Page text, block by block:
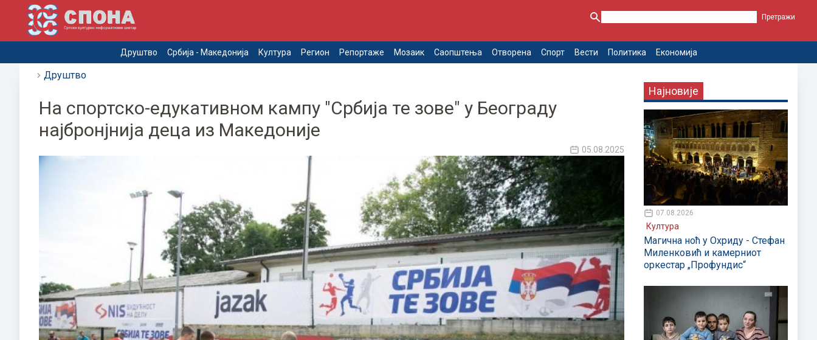
Друштво Србија - Македонија Култура Регион Репортаже Мозаик Саопштења Отворена Спорт Вести Политика Економија
Друштво
На спортско-едукативном кампу "Србија те зове" у Београду
најбронјнија деца из Македоније
05.08.2025
Најновије
07.08.2026
Култура
Магична ноћ у Охриду - Стефан
Миленковић и камерниот
оркестар „Профундис“